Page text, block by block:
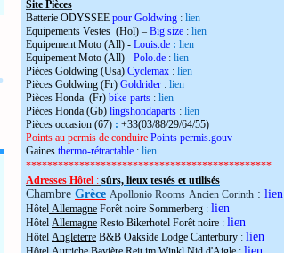
Site Pièces
Batterie ODYSSEE pour Goldwing : lien
Equipements Vestes (Hol) – Big size : lien
Equipement Moto (All) - Louis.de : lien
Equipement Moto (All) - Polo.de : lien
Pièces Goldwing (Usa) Cyclemax : lien
Pièces Goldwing (Fr) Goldrider : lien
Pièces Honda (Fr) bike-parts : lien
Pièces Honda (Gb) lingshondaparts : lien
Pièces occasion (67) : +33(03/88/29/64/55)
Points au permis de conduire Points permis.gouv
Gaines thermo-rétractable : lien
**********************************************
Adresses Hôtel : sûrs, lieux testés et utilisés
Chambre Grèce Apollonio Rooms Ancien Corinth : lien
Hôtel Allemagne Forêt noire Sommerberg : lien
Hôtel Allemagne Resto Bikerhotel Forêt noire : lien
Hôtel Angleterre B&B Oakside Lodge Canterbury : lien